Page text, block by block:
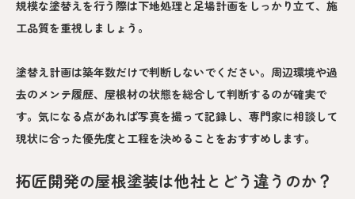
規模な塗替えを行う際は下地処理と足場計画をしっかり立て、施
工品質を重視しましょう。
塗替え計画は築年数だけで判断しないでください。周辺環境や過
去のメンテ履歴、屋根材の状態を総合して判断するのが確実で
す。気になる点があれば写真を撮って記録し、専門家に相談して
現状に合った優先度と工程を決めることをおすすめします。
拓匠開発の屋根塗装は他社とどう違うのか？